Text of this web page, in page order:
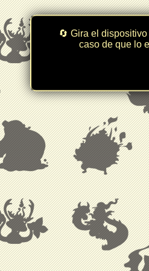
🔄 Gira el
caso de que lo